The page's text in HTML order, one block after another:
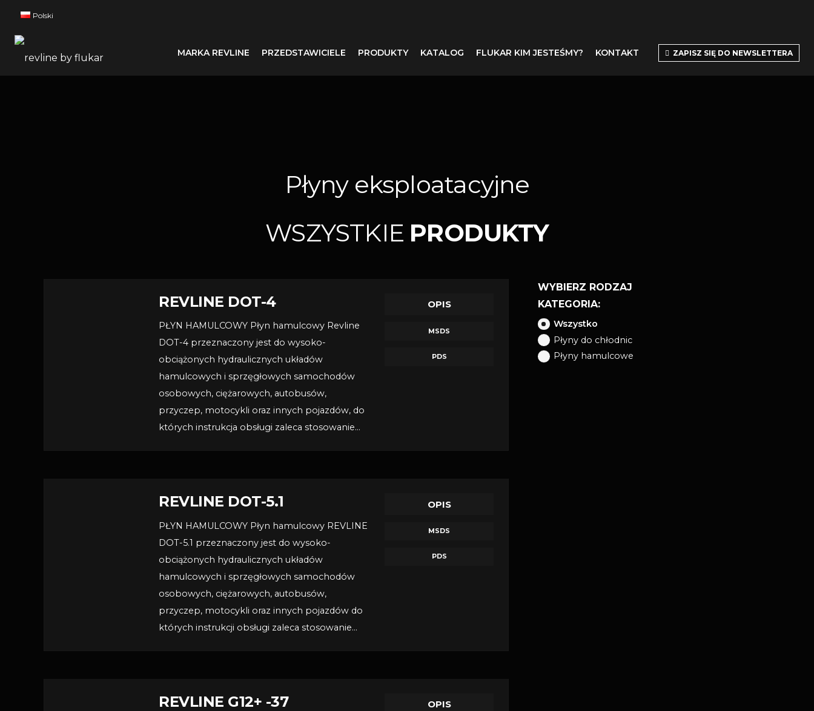
Polski
MARKA REVLINE PRZEDSTAWICIELE PRODUKTY KATALOG FLUKAR KIM JESTEŚMY? KONTAKT ZAPISZ SIĘ DO NEWSLETTERA
Płyny eksploatacyjne
WSZYSTKIE PRODUKTY
REVLINE DOT-4
PŁYN HAMULCOWY Płyn hamulcowy Revline
DOT-4 przeznaczony jest do wysoko-
obciążonych hydraulicznych układów
hamulcowych i sprzęgłowych samochodów
osobowych, ciężarowych, autobusów,
przyczep, motocykli oraz innych pojazdów, do
których instrukcja obsługi zaleca stosowanie…
OPIS
MSDS
PDS
REVLINE DOT-5.1
PŁYN HAMULCOWY Płyn hamulcowy REVLINE
DOT-5.1 przeznaczony jest do wysoko-
obciążonych hydraulicznych układów
hamulcowych i sprzęgłowych samochodów
osobowych, ciężarowych, autobusów,
przyczep, motocykli oraz innych pojazdów do
których instrukcji obsługi zaleca stosowanie…
OPIS
MSDS
PDS
REVLINE G12+ -37 OPIS
WYBIERZ RODZAJ
KATEGORIA:
Wszystko
Płyny do chłodnic
Płyny hamulcowe